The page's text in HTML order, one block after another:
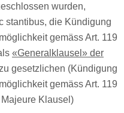
wurden,
stantibus, die Kündigung
gemäss Art. 119
«Generalklausel» der
gesetzlichen (Kündigung
gemäss Art. 119
Klausel)